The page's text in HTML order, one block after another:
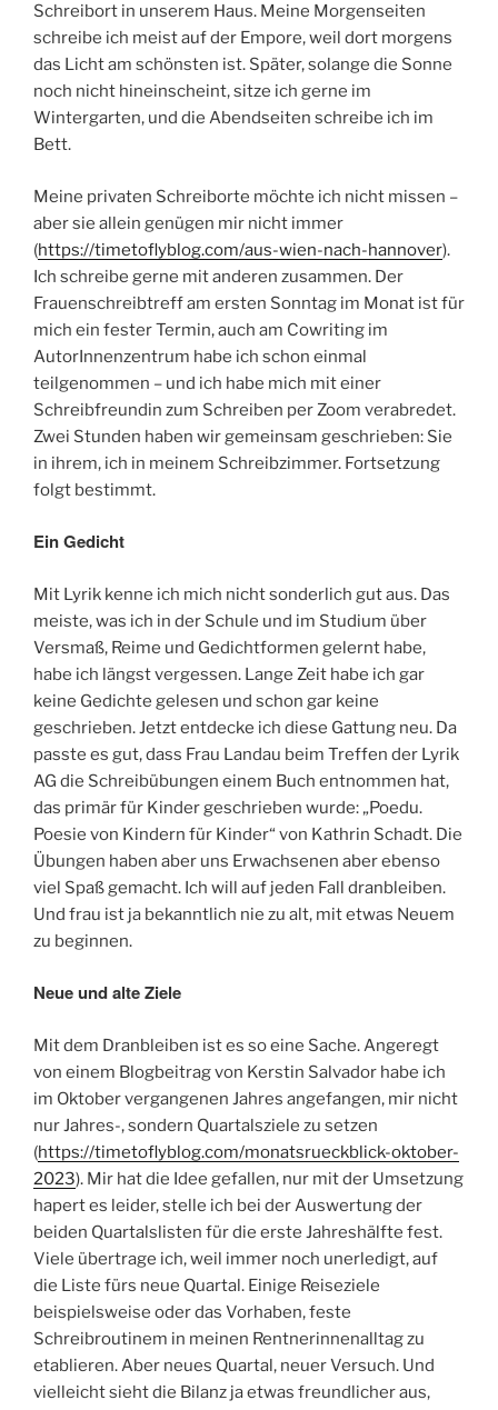
Schreibort in unserem Haus. Meine Morgenseiten
schreibe ich meist auf der Empore, weil dort morgens
das Licht am schönsten ist. Später, solange die Sonne
noch nicht hineinscheint, sitze ich gerne im
Wintergarten, und die Abendseiten schreibe ich im
Bett.
Meine privaten Schreiborte möchte ich nicht missen –
aber sie allein genügen mir nicht immer
(https://timetoflyblog.com/aus-wien-nach-hannover).
Ich schreibe gerne mit anderen zusammen. Der
Frauenschreibtreff am ersten Sonntag im Monat ist für
mich ein fester Termin, auch am Cowriting im
AutorInnenzentrum habe ich schon einmal
teilgenommen – und ich habe mich mit einer
Schreibfreundin zum Schreiben per Zoom verabredet.
Zwei Stunden haben wir gemeinsam geschrieben: Sie
in ihrem, ich in meinem Schreibzimmer. Fortsetzung
folgt bestimmt.
Ein Gedicht
Mit Lyrik kenne ich mich nicht sonderlich gut aus. Das
meiste, was ich in der Schule und im Studium über
Versmaß, Reime und Gedichtformen gelernt habe,
habe ich längst vergessen. Lange Zeit habe ich gar
keine Gedichte gelesen und schon gar keine
geschrieben. Jetzt entdecke ich diese Gattung neu. Da
passte es gut, dass Frau Landau beim Treffen der Lyrik
AG die Schreibübungen einem Buch entnommen hat,
das primär für Kinder geschrieben wurde: „Poedu.
Poesie von Kindern für Kinder“ von Kathrin Schadt. Die
Übungen haben aber uns Erwachsenen aber ebenso
viel Spaß gemacht. Ich will auf jeden Fall dranbleiben.
Und frau ist ja bekanntlich nie zu alt, mit etwas Neuem
zu beginnen.
Neue und alte Ziele
Mit dem Dranbleiben ist es so eine Sache. Angeregt
von einem Blogbeitrag von Kerstin Salvador habe ich
im Oktober vergangenen Jahres angefangen, mir nicht
nur Jahres-, sondern Quartalsziele zu setzen
(https://timetoflyblog.com/monatsrueckblick-oktober-
2023). Mir hat die Idee gefallen, nur mit der Umsetzung
hapert es leider, stelle ich bei der Auswertung der
beiden Quartalslisten für die erste Jahreshälfte fest.
Viele übertrage ich, weil immer noch unerledigt, auf
die Liste fürs neue Quartal. Einige Reiseziele
beispielsweise oder das Vorhaben, feste
Schreibroutinem in meinen Rentnerinnenalltag zu
etablieren. Aber neues Quartal, neuer Versuch. Und
vielleicht sieht die Bilanz ja etwas freundlicher aus,